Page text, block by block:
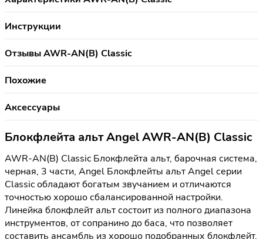
Инструкции
Отзывы AWR-AN(B) Classic
Похожие
Аксессуары
Блокфлейта альт Angel AWR-AN(B) Classic
AWR-AN(B) Classic Блокфлейта альт, барочная система,
черная, 3 части, Angel Блокфлейты альт Angel серии
Classic обладают богатым звучанием и отличаются
точностью хорошо сбалансированной настройки.
Линейка блокфлейт альт состоит из полного диапазона
инструментов, от сопранино до баса, что позволяет
составить ансамбль из хорошо подобранных блокфлейт.